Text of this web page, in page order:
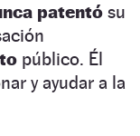
patentó su
público. Él
y ayudar a la